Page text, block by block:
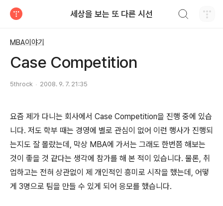
세상을 보는 또 다른 시선
MBA이야기
Case Competition
5throck 2008. 9. 7. 21:35
요즘 제가 다니는 회사에서 Case Competition을 진행 중에 있습
니다. 저도 학부 때는 경영에 별로 관심이 없어 이런 행사가 진행되
는지도 잘 몰랐는데, 막상 MBA에 가서는 그래도 한번쯤 해보는
것이 좋을 것 같다는 생각에 참가를 해 본 적이 있습니다. 물론, 취
업하고는 전혀 상관없이 제 개인적인 흥미로 시작을 했는데, 어떻
게 3명으로 팀을 만들 수 있게 되어 응모를 했습니다.